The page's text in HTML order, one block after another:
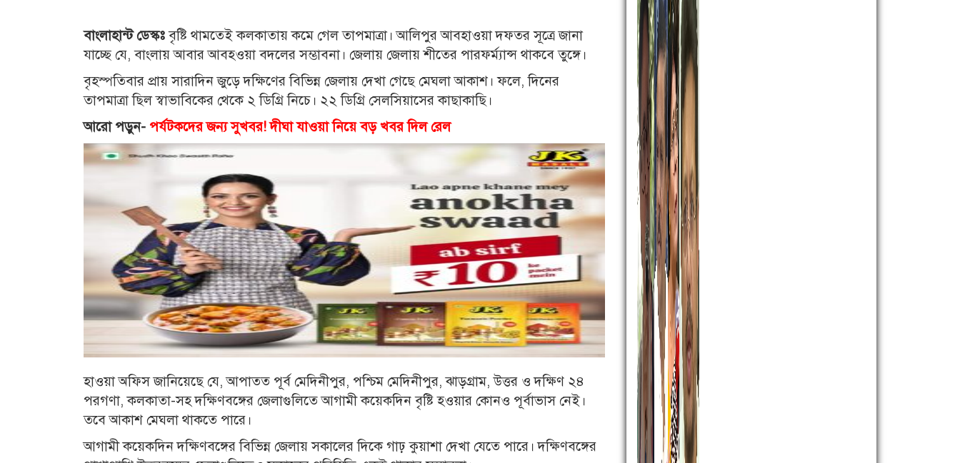
বাংলাহান্ট ডেস্কঃবৃষ্টি থামতেই কলকাতায় কমে গেল তাপমাত্রা। আলিপুর আবহাওয়া দফতর সূত্রে জানা
যাচ্ছে যে, বাংলায় আবার আবহওয়া বদলের সম্ভাবনা। জেলায় জেলায় শীতের পারফর্ম্যা‌ন্স থাকবে তুঙ্গে।
বৃহস্পতিবার প্রায় সারাদিন জুড়ে দক্ষিণের বিভিন্ন জেলায় দেখা গেছে মেঘলা আকাশ। ফলে, দিনের
তাপমাত্রা ছিল স্বাভাবিকের থেকে ২ ডিগ্রি নিচে। ২২ ডিগ্রি সেলসিয়াসের কাছাকাছি।
আরো পড়ুন- পর্যটকদের জন্য সুখবর! দীঘা যাওয়া নিয়ে বড় খবর দিল রেল
হাওয়া অফিস জানিয়েছে যে, আপাতত পূর্ব মেদিনীপুর, পশ্চিম মেদিনীপুর, ঝাড়গ্রাম, উত্তর ও দক্ষিণ ২৪
পরগণা, কলকাতা-সহ দক্ষিণবঙ্গের জেলাগুলিতে আগামী কয়েকদিন বৃষ্টি হওয়ার কোনও পূর্বাভাস নেই।
তবে আকাশ মেঘলা থাকতে পারে।
আগামী কয়েকদিন দক্ষিণবঙ্গের বিভিন্ন জেলায় সকালের দিকে গাঢ় কুয়াশা দেখা যেতে পারে। দক্ষিণবঙ্গের